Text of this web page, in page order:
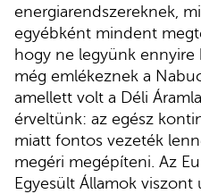
energiarendszereknek,
egyébként mindent
hogy ne legyünk ennyire
még emlékeznek a
amellett volt a Déli
érveltünk: az egész
miatt fontos vezeték
megéri megépíteni. Az
Egyesült Államok